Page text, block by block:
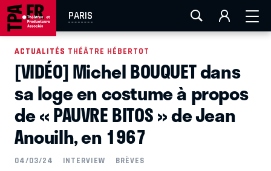
PARIS
AIX-MARSEILLE LA ROCHELLE
EN TOURNÉE
ACTUALITÉS
ACTUALITÉS THÉÂTRE HÉBERTOT
[VIDÉO] Michel BOUQUET dans
sa loge en costume à propos
de « PAUVRE BITOS » de Jean
Anouilh, en 1967
04/03/24 INTERVIEW BRÈVES